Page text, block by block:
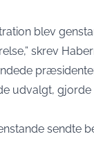
blev
skrev
udvalgt, gjorde
sendte